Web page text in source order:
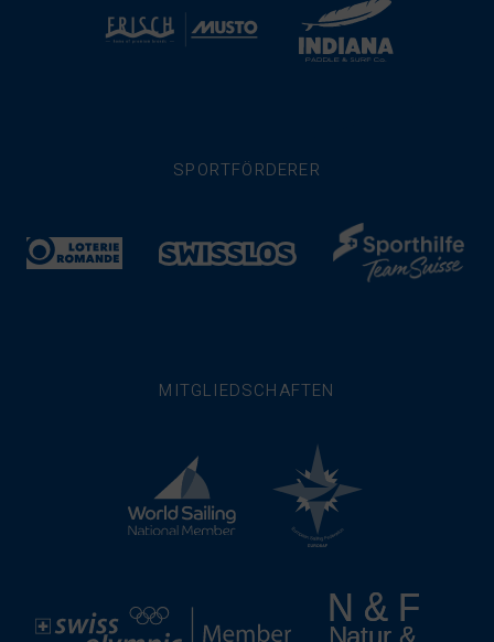
SPORTFÖRDERER
MITGLIEDSCHAFTEN